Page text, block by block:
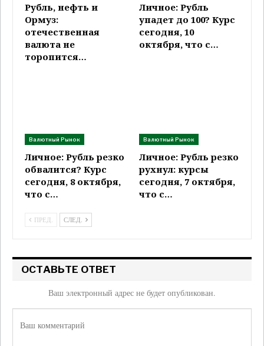
Рубль, нефть и
Ормуз:
отечественная
валюта не
торопится…
Личное: Рубль
упадет до 100? Курс
сегодня, 10
октября, что с…
Валютный Рынок
Личное: Рубль резко
обвалится? Курс
сегодня, 8 октября,
что с…
Валютный Рынок
Личное: Рубль резко
рухнул: курсы
сегодня, 7 октября,
что с…
ПРЕД. СЛЕД.
ОСТАВЬТЕ ОТВЕТ
Ваш электронный адрес не будет опубликован.